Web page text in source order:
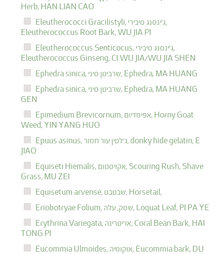
Herb, HAN LIAN CAO
Eleutherococci Gracilistyli,
ג'ינסנג סיבירי,
Eleutherococcus Root Bark, WU JIA PI
Eleutherococcus Senticocus,
ג'ינסנג סיבירי,
Eleutherococcus Ginseng, CI WU JIA/WU JIA SHEN
Ephedra sinica,
שרביטן סיני, Ephedra, MA HUANG
Ephedra sinica,
שרביטן סיני, Ephedra, MA HUANG
GEN
Epimedium Brevicornum,
אפימדיום, Horny Goat
Weed, YIN YANG HUO
Epuus asinus,
ג'לטין עור חמור, donky hide gelatin, E
JIAO
Equiseti Hiemalis,
אקויסטום, Scouring Rush, Shave
Grass, MU ZEI
Equisetum arvense,
שבטבט, Horsetail,
Eriobotryae Folium,
שסק, עלה, Loquat Leaf, PI PA YE
Erythrina Variegata,
אריטרינה, Coral Bean Bark, HAI
TONG PI
Eucommia Ulmoides,
אוקומיה, Eucommia bark, DU